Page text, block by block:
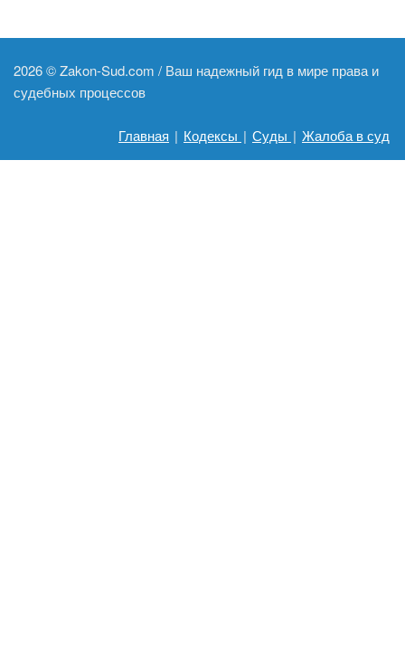
2026 ©Zakon-Sud.com / Ваш надежный гид в мире права и
судебных процессов
Главная | Кодексы | Суды | Жалоба в суд